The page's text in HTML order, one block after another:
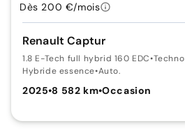
Renault Captur
1.8 E-Tech full hybrid 160 EDC•Techno
Hybride essence•Auto.
2025•8 582 km•Occasion
Dès 200 €/mois